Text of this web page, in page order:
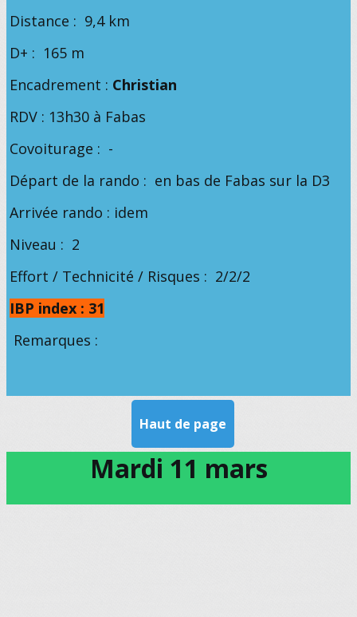
Distance : 9,4 km
D+ : 165 m
Encadrement : Christian
RDV : 13h30 à Fabas
Covoiturage : -
Départ de la rando : en bas de Fabas sur la D3
Arrivée rando : idem
Niveau : 2
Effort / Technicité / Risques : 2/2/2
IBP index : 31
Remarques :
Haut de page
Mardi 11 mars